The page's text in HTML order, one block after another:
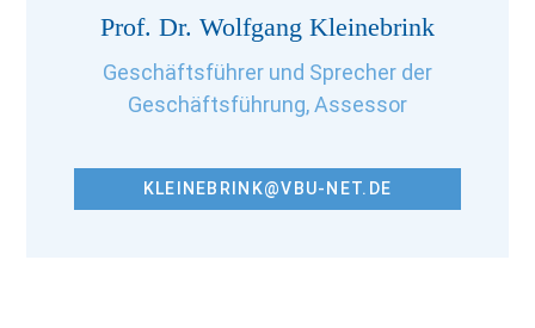
Prof. Dr. Wolfgang Kleinebrink
Geschäftsführer und Sprecher der
Geschäftsführung, Assessor
KLEINEBRINK@VBU-NET.DE